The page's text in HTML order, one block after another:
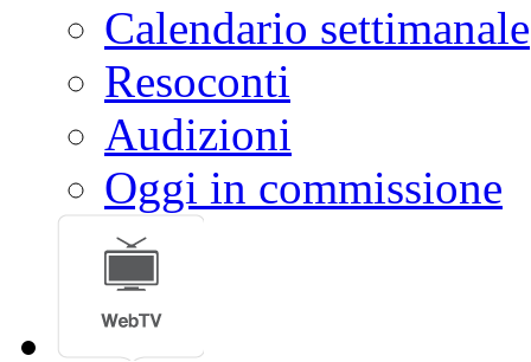
Calendario settimanale
Resoconti
Audizioni
Oggi in commissione